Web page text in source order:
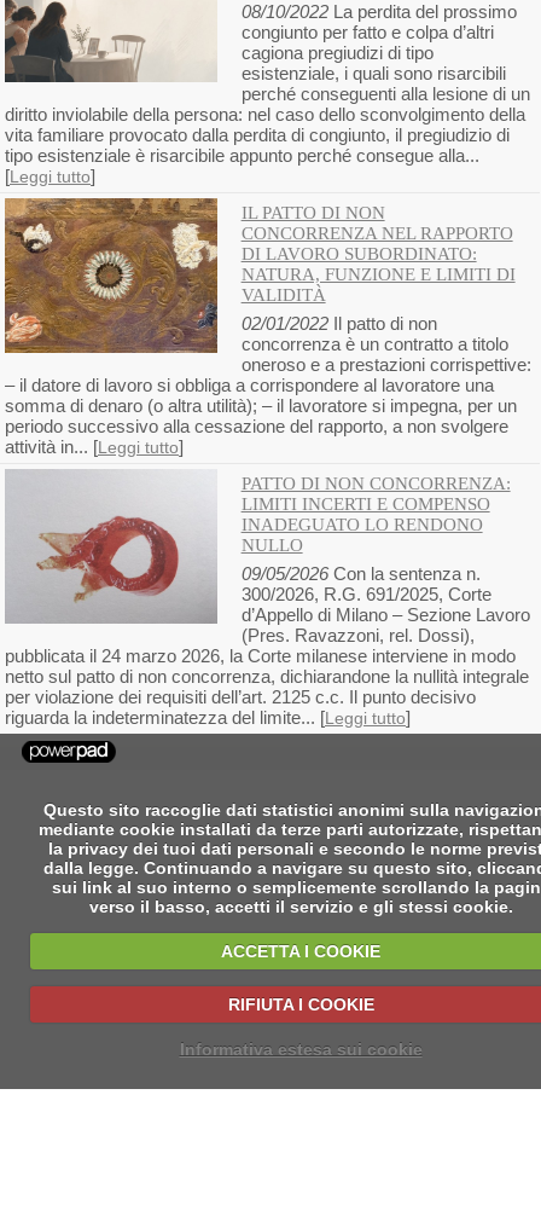
08/10/2022La perdita del prossimo
congiunto per fatto e colpa d’altri
cagiona pregiudizi di tipo
esistenziale, i quali sono risarcibili
perché conseguenti alla lesione di un
diritto inviolabile della persona: nel caso dello sconvolgimento della
vita familiare provocato dalla perdita di congiunto, il pregiudizio di
tipo esistenziale è risarcibile appunto perché consegue alla...
[Leggi tutto]
IL PATTO DI NON
CONCORRENZA NEL RAPPORTO
DI LAVORO SUBORDINATO:
NATURA, FUNZIONE E LIMITI DI
VALIDITÀ
02/01/2022Il patto di non
concorrenza è un contratto a titolo
oneroso e a prestazioni corrispettive:
– il datore di lavoro si obbliga a corrispondere al lavoratore una
somma di denaro (o altra utilità); – il lavoratore si impegna, per un
periodo successivo alla cessazione del rapporto, a non svolgere
attività in... [Leggi tutto]
PATTO DI NON CONCORRENZA:
LIMITI INCERTI E COMPENSO
INADEGUATO LO RENDONO
NULLO
09/05/2026Con la sentenza n.
300/2026, R.G. 691/2025, Corte
d’Appello di Milano – Sezione Lavoro
(Pres. Ravazzoni, rel. Dossi),
pubblicata il 24 marzo 2026, la Corte milanese interviene in modo
netto sul patto di non concorrenza, dichiarandone la nullità integrale
per violazione dei requisiti dell’art. 2125 c.c. Il punto decisivo
riguarda la indeterminatezza del limite... [Leggi tutto]
Questo sito raccoglie dati statistici anonimi sulla
mediante cookie installati da terze parti autorizzate,
la privacy dei tuoi dati personali e secondo le norme
dalla legge. Continuando a navigare su questo sito,
sui link al suo interno o semplicemente scrollando la
verso il basso, accetti il servizio e gli stessi cookie.
ACCETTA I COOKIE
RIFIUTA I COOKIE
Informativa estesa sui cookie